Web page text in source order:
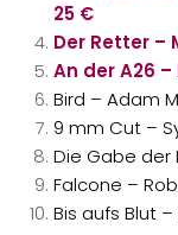
25 €
Der Retter –
An der A26
Bird – Adam
9 mm Cut –
Die Gabe der
Falcone –
Bis aufs Blut